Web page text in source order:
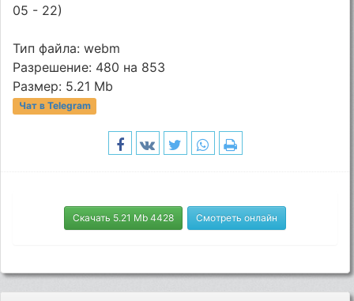
05 - 22)
Тип файла: webm
Разрешение: 480 на 853
Размер: 5.21 Mb
Чат в Telegram
Скачать 5.21 Mb 4428 Смотреть онлайн